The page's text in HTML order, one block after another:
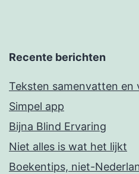
Recente berichten
Teksten samenvatten en
Simpel app
Bijna Blind Ervaring
Niet alles is wat het lijkt
Boekentips, niet-